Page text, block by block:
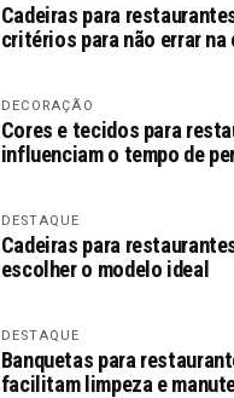
Cadeiras para
critérios para não errar na
DECORAÇÃO
Cores e tecidos para
influenciam o tempo de
DESTAQUE
Cadeiras para
escolher o modelo ideal
DESTAQUE
Banquetas para
facilitam limpeza e